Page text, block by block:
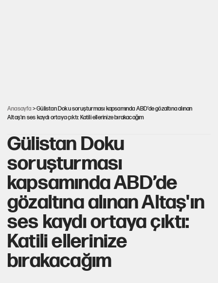
Anasayfa > Gülistan Doku soruşturması kapsamında ABD’de gözaltına alınan
Altaş'ın ses kaydı ortaya çıktı: Katili ellerinize bırakacağım
Gülistan Doku
soruşturması
kapsamında ABD’de
gözaltına alınan Altaş'ın
ses kaydı ortaya çıktı:
Katili ellerinize
bırakacağım